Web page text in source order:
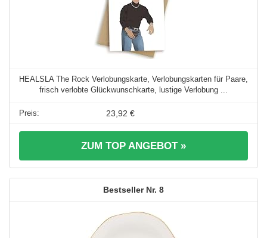
HEALSLA The Rock Verlobungskarte, Verlobungskarten für Paare,
frisch verlobte Glückwunschkarte, lustige Verlobung ...
23,92 €
ZUM TOP ANGEBOT »
8